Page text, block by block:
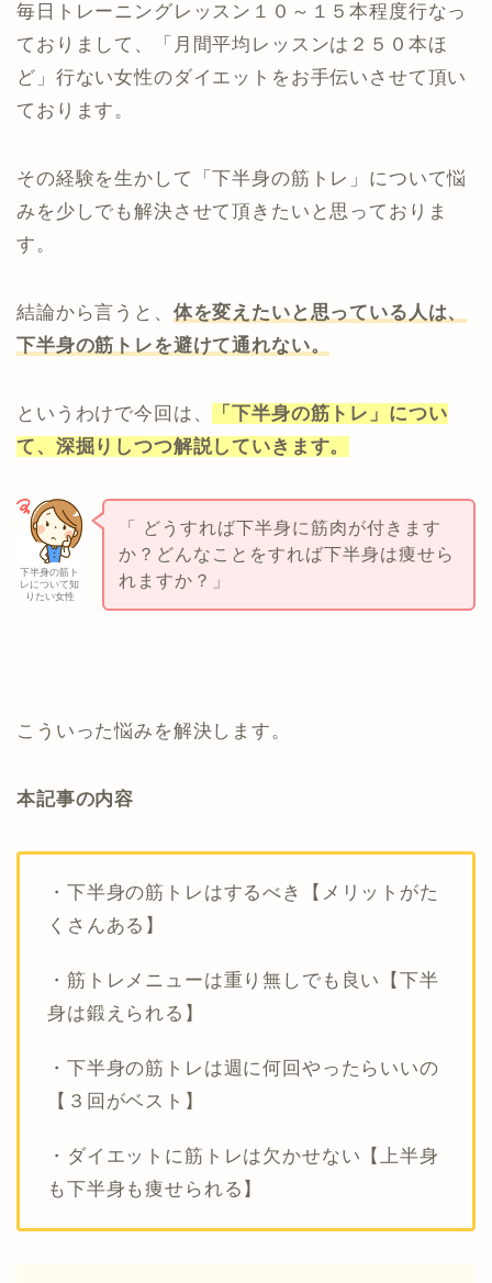
毎日トレーニングレッスン１０～１５本程度行なっ
ておりまして、「月間平均レッスンは２５０本ほ
ど」行ない女性のダイエットをお手伝いさせて頂い
ております。
その経験を生かして「下半身の筋トレ」について悩
みを少しでも解決させて頂きたいと思っておりま
す。
結論から言うと、 体を変えたいと思っている人は、
下半身の筋トレを避けて通れない。
というわけで今回は、
「下半身の筋トレ」につい
て、深掘りしつつ解説していきます。
下半身の筋ト
レについて知
りたい女性
「 どうすれば下半身に筋肉が付きます
か？どんなことをすれば下半身は痩せら
れますか？」
こういった悩みを解決します。
本記事の内容
・下半身の筋トレはするべき【メリットがた
くさんある】
・筋トレメニューは重り無しでも良い【下半
身は鍛えられる】
・下半身の筋トレは週に何回やったらいいの
【３回がベスト】
・ダイエットに筋トレは欠かせない【上半身
も下半身も痩せられる】